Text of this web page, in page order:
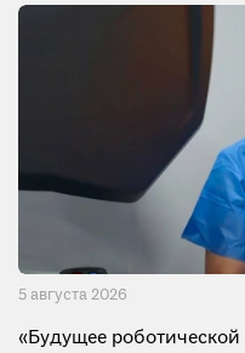
5 августа 2026
«Будущее